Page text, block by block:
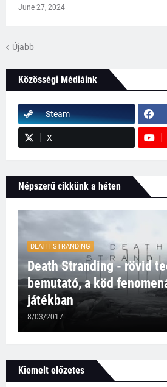
June 27, 2024
Újabb
Közösségi Médiáink
Steam
X
Népszerű cikkünk a héten
DEATH STRANDING
Death Stranding - rövid
bemutató, a köd
játékban
8/03/2017
Kiemelt előzetes